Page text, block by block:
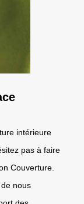
intérieure
pas à faire
Couverture.
nous